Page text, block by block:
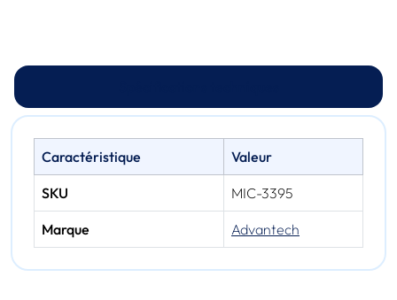
Caractéristique Valeur
SKU MIC-3395
Marque Advantech